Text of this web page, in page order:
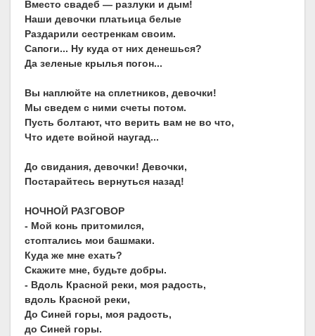
Вместо свадеб — разлуки и дым!
Наши девочки платьица белые
Раздарили сестренкам своим.
Сапоги... Ну куда от них денешься?
Да зеленые крылья погон...
Вы наплюйте на сплетников, девочки!
Мы сведем с ними счеты потом.
Пусть болтают, что верить вам не во что,
Что идете войной наугад...
До свидания, девочки! Девочки,
Постарайтесь вернуться назад!
НОЧНОЙ РАЗГОВОР
- Мой конь притомился,
стоптались мои башмаки.
Куда же мне ехать?
Скажите мне, будьте добры.
- Вдоль Красной реки, моя радость,
вдоль Красной реки,
До Синей горы, моя радость,
до Синей горы.